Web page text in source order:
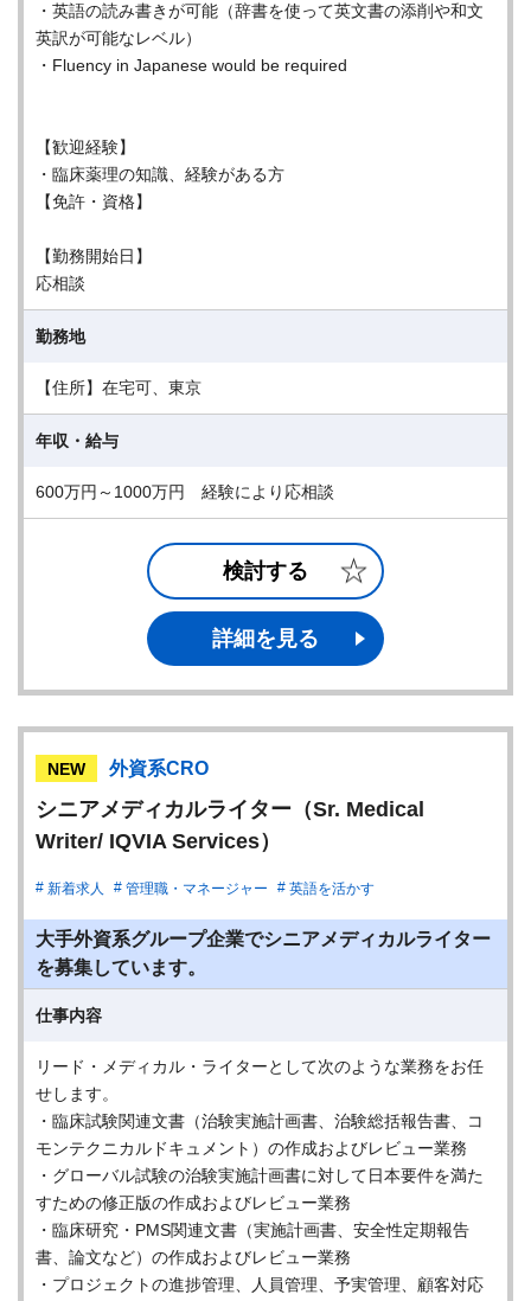
・英語の読み書きが可能（辞書を使って英文書の添削や和文
英訳が可能なレベル）
・Fluency in Japanese would be required
【歓迎経験】
・臨床薬理の知識、経験がある方
【免許・資格】
【勤務開始日】
応相談
勤務地
【住所】在宅可、東京
年収・給与
600万円～1000万円 経験により応相談
検討する
詳細を見る
NEW 外資系CRO
シニアメディカルライター（Sr. Medical
Writer/ IQVIA Services）
新着求人 管理職・マネージャー 英語を活かす
大手外資系グループ企業でシニアメディカルライター
を募集しています。
仕事内容
リード・メディカル・ライターとして次のような業務をお任
せします。
・臨床試験関連文書（治験実施計画書、治験総括報告書、コ
モンテクニカルドキュメント）の作成およびレビュー業務
・グローバル試験の治験実施計画書に対して日本要件を満た
すための修正版の作成およびレビュー業務
・臨床研究・PMS関連文書（実施計画書、安全性定期報告
書、論文など）の作成およびレビュー業務
・プロジェクトの進捗管理、人員管理、予実管理、顧客対応